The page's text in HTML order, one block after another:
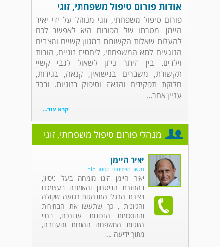
אודות פורום טיפול משפחתי, זוגי
פורום טיפול משפחתי, זוגי מנוהל על ידי יאיר
היימן. מטרתו של הפורום היא לאפשר לכם
להעלות שאלות הקשורות במגוון קשיים ומצבים
הנוגעים לתא המשפחתי, ליחסים זוגיים, הורות
וילדים. בין היתר ניתן לשאול לגבי קשיי
תקשורת, משברים בנישואין, קנאה, בגידות,
חלוקת תפקידים והנאה וסיפוק בזוגיות, ובכל
עניין אחר...
קרא עוד...
מנהלי פורום טיפול משפחתי, זוגי
יאיר היימן
מגשר משפחתי ומסטר nlp
יאיר היימן הינו מומחה בעל ניסיון,
בהחזרת הביטחון והאמונה בעצמכם
ויצירת הרגלי התנהגות רגועה שקולה
והגיונית , כך שתעשו את הבחירות
וההסכמות הנכונות עבורכם, בחיי
הזוגיות המשפחה ההורות והעבודה,
מתוך ידיעה ...